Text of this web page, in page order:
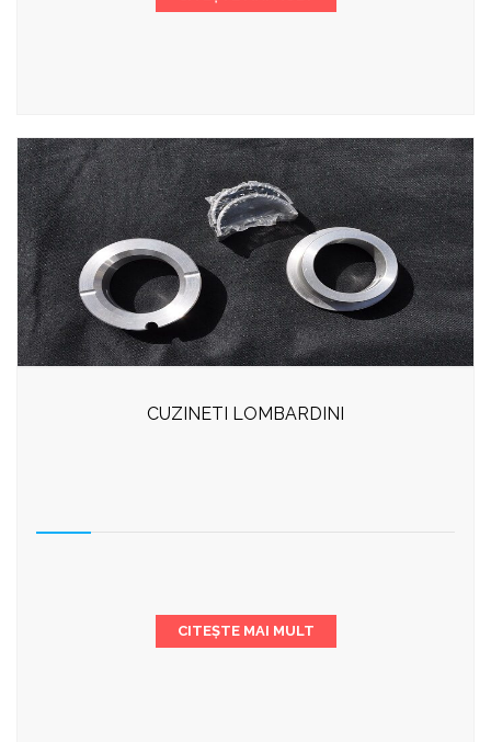
CUZINETI LOMBARDINI
CITEȘTE MAI MULT